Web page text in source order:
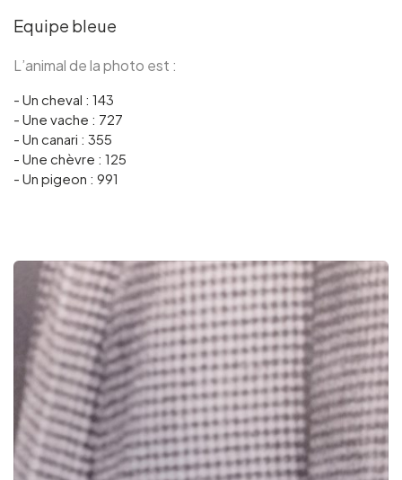
Equipe bleue
L’animal de la photo est :
- Un cheval : 143
- Une vache : 727
- Un canari : 355
- Une chèvre : 125
- Un pigeon : 991